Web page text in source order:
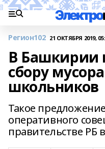
Регион102 21 ОКТЯБРЯ 2019,
В Башкирии
сбору
школьников
Такое
оперативного
правительстве РБ